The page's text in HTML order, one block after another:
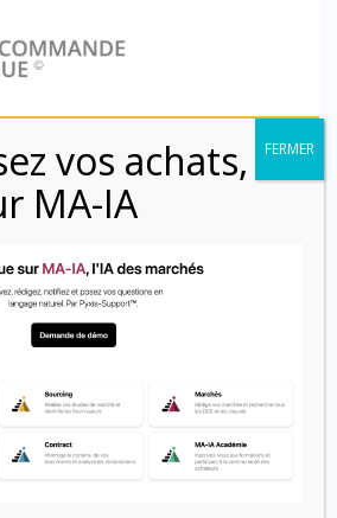
to
content
2)
Publique
vos achats,
MA-IA
FERMER